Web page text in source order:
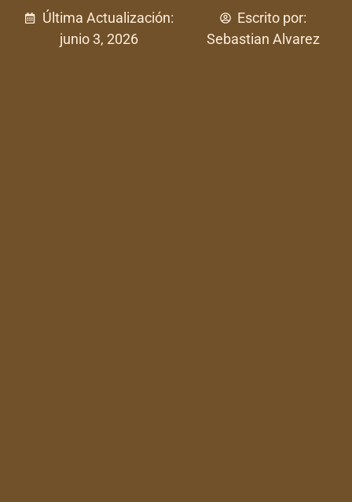
Última Actualización:
junio 3, 2026
Escrito por:
Sebastian Alvarez